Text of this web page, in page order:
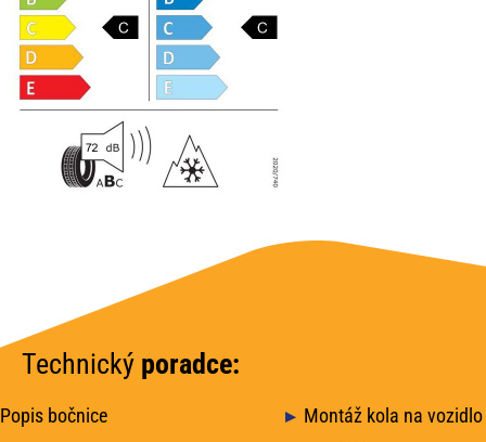
Technický poradce:
Popis bočnice
Montáž kola na vozidlo